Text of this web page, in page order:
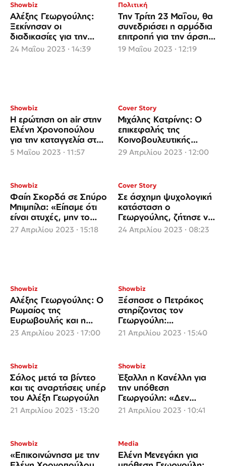
Showbiz
Αλέξης Γεωργούλης:
Ξεκίνησαν οι
διαδικασίες για την
άρση ασυλίας του στην
24 Μαΐου 2023 · 14:39
Πολιτική
Την Τρίτη 23 Μαΐου, θα
συνεδριάσει η αρμόδια
επιτροπή για την άρση
ασυλίας του Αλέξη
19 Μαΐου 2023 · 12:19
Showbiz
Η ερώτηση on air στην
Ελένη Χρονοπούλου
για την καταγγελία στον
Γεωργούλη και η
5 Μαΐου 2023 · 11:57
Cover Story
Μιχάλης Κατρίνης: Ο
επικεφαλής της
Κοινοβουλευτικής
Ομάδας του ΠΑΣΟΚ και
υποψήφιος βουλευτής
29 Απριλίου 2023 · 12:00
Showbiz
Φαίη Σκορδά σε Σπύρο
Μπιμπίλα: «Είπαμε ότι
είναι ατυχές, μην το
επαναλαμβάνεις»
27 Απριλίου 2023 · 15:18
Cover Story
Σε άσχημη ψυχολογική
κατάσταση ο
Γεωργούλης, ζήτησε να
επισπεύσουν τις
διαδικασίες άρσης της
24 Απριλίου 2023 · 08:23
Showbiz
Αλέξης Γεωργούλης: Ο
Ρωμαίος της
Ευρωβουλής και η
χαμένη Ιουλιέτα του
23 Απριλίου 2023 · 17:00
Showbiz
Ξέσπασε ο Πετράκος
στηρίζοντας τον
Γεωργούλη:
«Διανύουμε το
χειρότερο μεσαίωνα της
21 Απριλίου 2023 · 15:40
Showbiz
Σάλος μετά τα βίντεο
και τις αναρτήσεις υπέρ
του Αλέξη Γεωργούλη
21 Απριλίου 2023 · 13:20
Showbiz
Έξαλλη η Κανέλλη για
την υπόθεση
Γεωργούλη: «Δεν
σέβεται κανείς και δεν
λυπάται κανένας αυτή
21 Απριλίου 2023 · 10:41
Showbiz
«Επικοινώνησα με την
Media
Ελένη Μενεγάκη για